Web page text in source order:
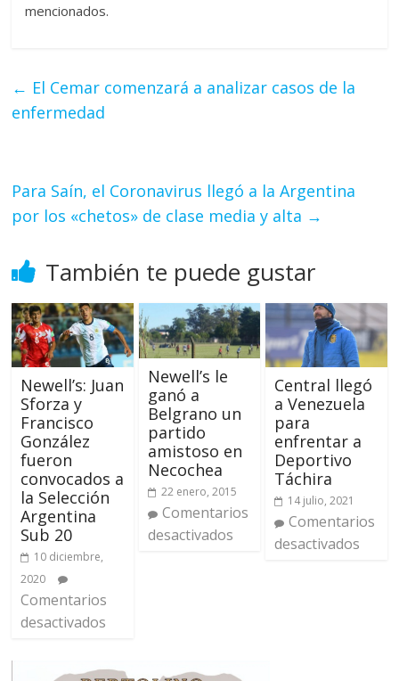
mencionados.
← El Cemar comenzará a analizar casos de la
enfermedad
Para Saín, el Coronavirus llegó a la Argentina
por los «chetos» de clase media y alta →
También te puede gustar
Newell’s: Juan
Sforza y
Francisco
González
fueron
convocados a
la Selección
Argentina
Sub 20
10 diciembre,
2020
Comentarios
desactivados
Newell’s le
ganó a
Belgrano un
partido
amistoso en
Necochea
22 enero, 2015
Comentarios
desactivados
Central llegó
a Venezuela
para
enfrentar a
Deportivo
Táchira
14 julio, 2021
Comentarios
desactivados